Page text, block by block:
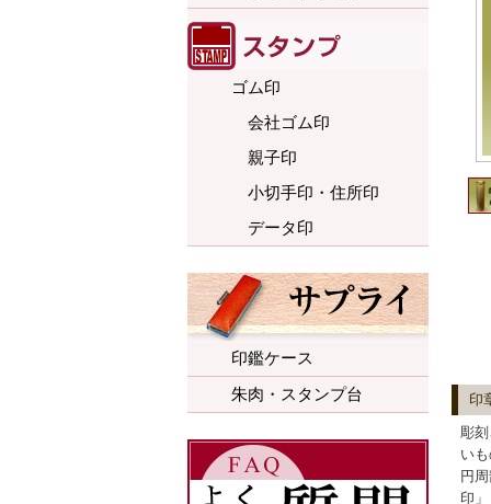
ゴム印
会社ゴム印
親子印
小切手印・住所印
データ印
印鑑ケース
朱肉・スタンプ台
印
彫
い
円
印